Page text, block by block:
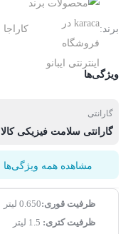
برند: کاراجا
ویژگی‌ها
گارانتی
گارانتی سلامت فیزیکی کالا
مشاهده همه ویژگی‌ها
ظرفیت قوری:0.650 لیتر
ظرفیت کتری: